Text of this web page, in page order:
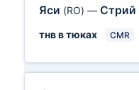
Яси (RO) — Стрий
тнв в тюках
CMR